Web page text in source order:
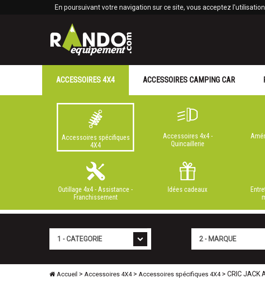
En poursuivant votre navigation sur ce site, vous acceptez
ACCESSOIRES 4X4
Accessoires spécifiques
4X4
Accessoires 4x4 -
Quincaillerie
Outillage 4x4 - Assistance -
Franchissement
Idées cadeaux
ACCESSOIRES CAMPING CAR
Accueil > Accessoires 4X4> Accessoires spécifiques 4X4> CRIC JACK
Panneau de gestion des cookies